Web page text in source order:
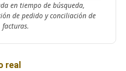
en tiempo de búsqueda,
de pedido y conciliación de
facturas.
real